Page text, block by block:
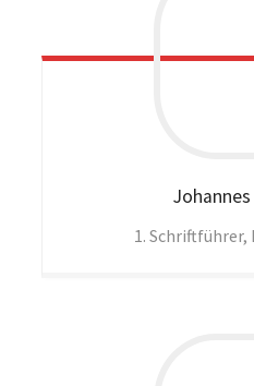
Johannes
1.